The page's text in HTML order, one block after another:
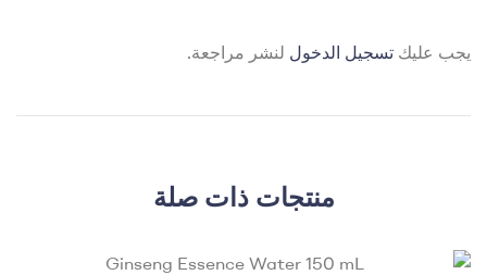
يجب عليك تسجيل الدخول لنشر مراجعة.
منتجات ذات صلة